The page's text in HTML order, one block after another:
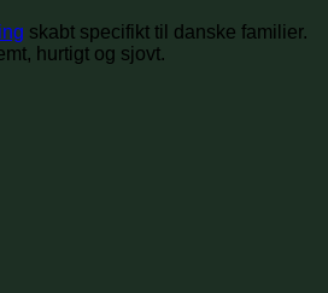
skabt specifikt til danske familier.
hurtigt og sjovt.